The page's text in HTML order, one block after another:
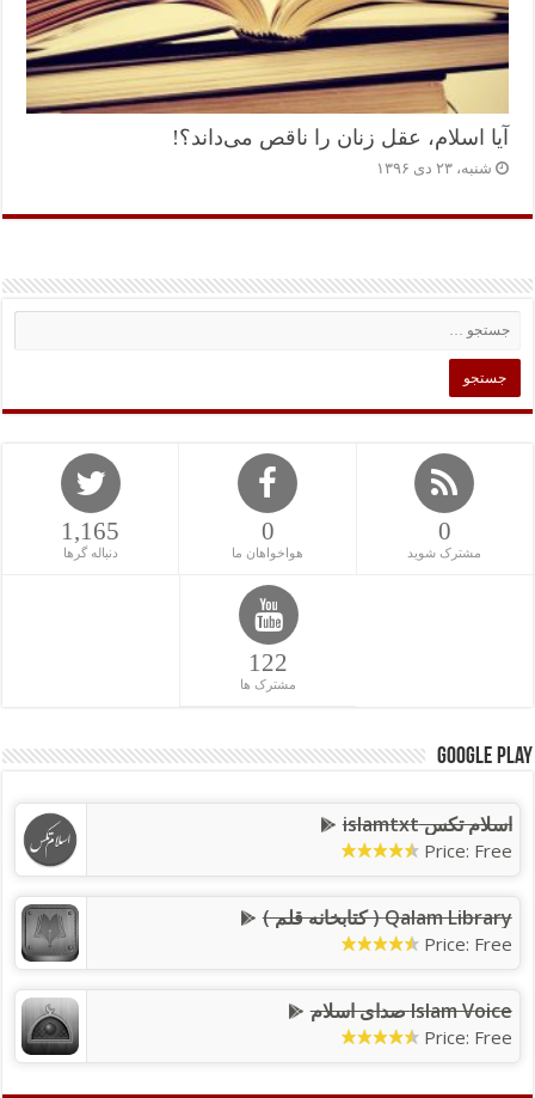
آیا اسلام، عقل زنان را ناقص می‌داند؟!
شنبه، ۲۳ دی ۱۳۹۶
0
مشترک شوید
0
هواخواهان ما
1,165
دنباله گرها
122
مشترک ها
Google Play
اسلام تکس islamtxt
Price: Free
Qalam Library ( کتابخانه قلم )
Price: Free
Islam Voice صدای اسلام
Price: Free